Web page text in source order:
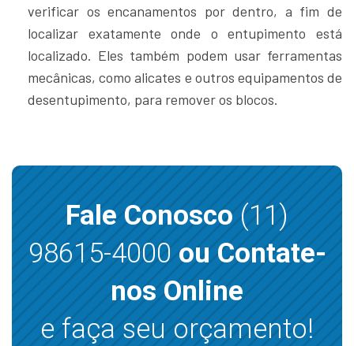
verificar os encanamentos por dentro, a fim de
localizar exatamente onde o entupimento está
localizado. Eles também podem usar ferramentas
mecânicas, como alicates e outros equipamentos de
desentupimento, para remover os blocos.
Fale Conosco(11)
98615-4000ou Contate-
nos Online
e faça seu orçamento!